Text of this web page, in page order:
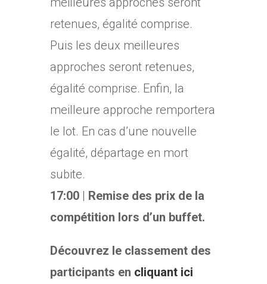
retenues, égalité comprise.
Puis les deux meilleures
approches seront retenues,
égalité comprise. Enfin, la
meilleure approche remportera
le lot. En cas d’une nouvelle
égalité, départage en mort
subite.
17:00 | Remise des prix de la
compétition lors d’un buffet.
Découvrez le classement des
participants en cliquant ici